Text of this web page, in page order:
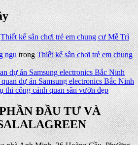
Thiết kế sân chơi trẻ em chung cư Mễ Trì
ngutrongThiết kế sân chơi trẻ em chung
dự án Samsung electronics Bắc Ninh
dự án Samsung electronics Bắc Ninh
thi công cảnh quan sân vườn đẹp
ĐẦU TƯ VÀ